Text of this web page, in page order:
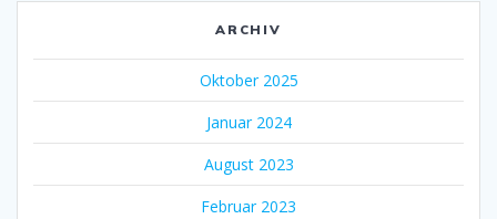
ARCHIV
Oktober 2025
Januar 2024
August 2023
Februar 2023